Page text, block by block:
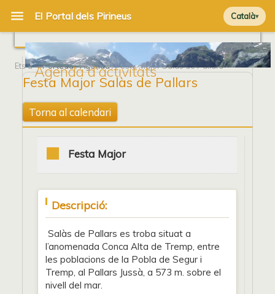
Català
Agenda d'activitats
Ets a Portada/Agenda/ Festa Major Salàs de Pallars
Festa Major Salàs de Pallars
Torna al calendari
Festa Major
Descripció:
Salàs de Pallars es troba situat a
l’anomenada Conca Alta de Tremp, entre
les poblacions de la Pobla de Segur i
Tremp, al Pallars Jussà, a 573 m. sobre el
nivell del mar.